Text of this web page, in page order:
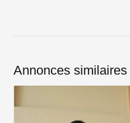
Annonces similaires